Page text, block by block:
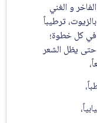
الفاخر و الغني
بالزيوت، ترطيباً
في كل خطوة؛
حتى يظل الشعر